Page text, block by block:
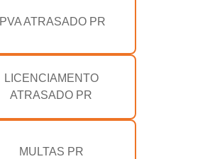
IPVA ATRASADO PR
LICENCIAMENTO
ATRASADO PR
MULTAS PR